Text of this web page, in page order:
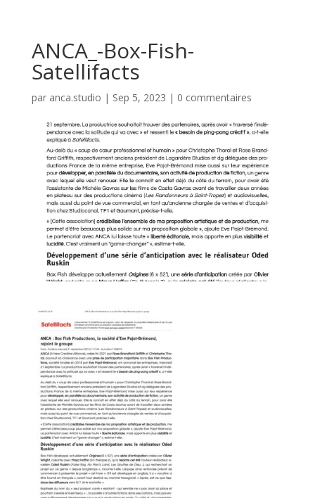
ANCA_-Box-Fish-
Satellifacts
par anca.studio | Sep 5, 2023 | 0 commentaires